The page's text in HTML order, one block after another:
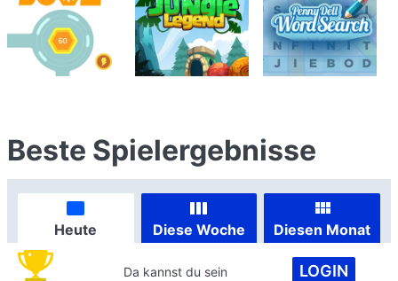
Beste Spielergebnisse
Heute Diese Woche Diesen Monat
Da kannst du sein LOGIN